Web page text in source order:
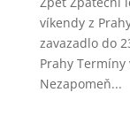
víkendy z
zavazadlo do
Prahy
Nezapomeň...